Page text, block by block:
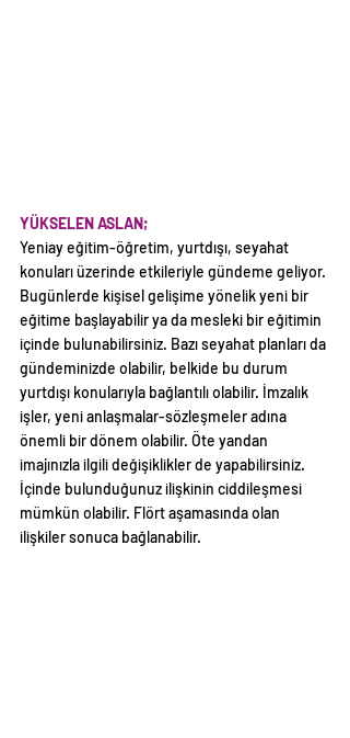
YÜKSELEN ASLAN;
Yeniay eğitim-öğretim, yurtdışı, seyahat
konuları üzerinde etkileriyle gündeme geliyor.
Bugünlerde kişisel gelişime yönelik yeni bir
eğitime başlayabilir ya da mesleki bir eğitimin
içinde bulunabilirsiniz. Bazı seyahat planları da
gündeminizde olabilir, belkide bu durum
yurtdışı konularıyla bağlantılı olabilir. İmzalık
işler, yeni anlaşmalar-sözleşmeler adına
önemli bir dönem olabilir. Öte yandan
imajınızla ilgili değişiklikler de yapabilirsiniz.
İçinde bulunduğunuz ilişkinin ciddileşmesi
mümkün olabilir. Flört aşamasında olan
ilişkiler sonuca bağlanabilir.